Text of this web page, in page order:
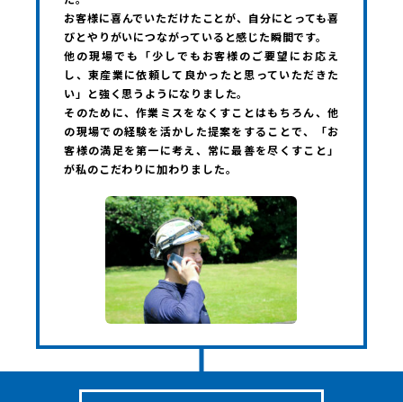
お客様に喜んでいただけたことが、自分にとっても喜
びとやりがいにつながっていると感じた瞬間です。
他の現場でも「少しでもお客様のご要望にお応え
し、東産業に依頼して良かったと思っていただきた
い」と強く思うようになりました。
そのために、作業ミスをなくすことはもちろん、他
の現場での経験を活かした提案をすることで、「お
客様の満足を第一に考え、常に最善を尽くすこと」
が私のこだわりに加わりました。